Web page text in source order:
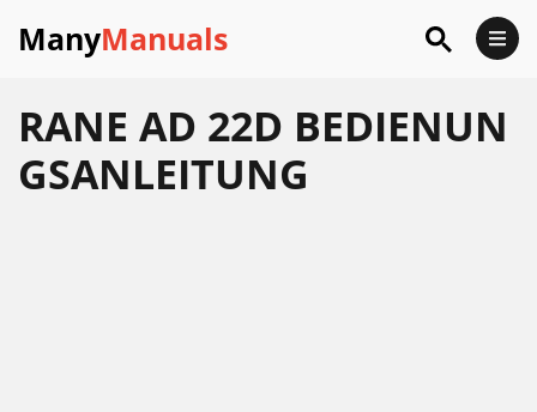
ManyManuals
RANE AD 22D BEDIENUN
GSANLEITUNG